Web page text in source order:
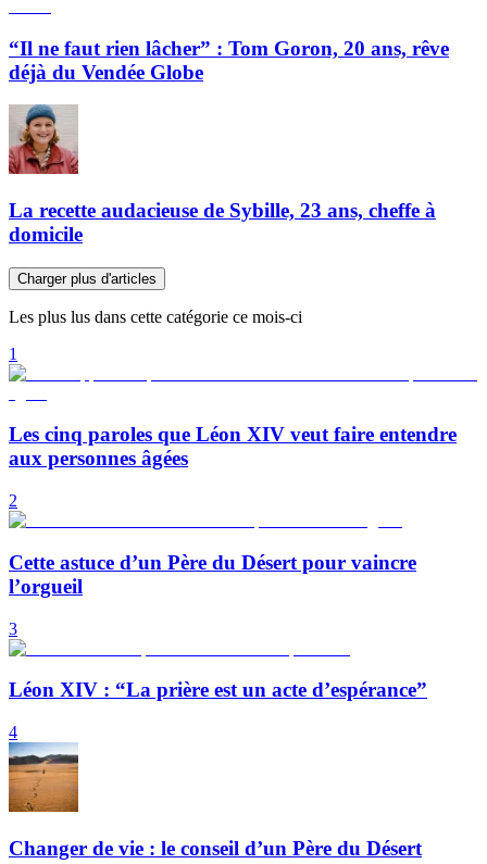
“Il ne faut rien lâcher” : Tom Goron, 20 ans, rêve
déjà du Vendée Globe
La recette audacieuse de Sybille, 23 ans, cheffe à
domicile
Charger plus d'articles
Les plus lus dans cette catégorie ce mois-ci
1
Les cinq paroles que Léon XIV veut faire entendre
aux personnes âgées
2
Cette astuce d’un Père du Désert pour vaincre
l’orgueil
3
Léon XIV : “La prière est un acte d’espérance”
4
Changer de vie : le conseil d’un Père du Désert